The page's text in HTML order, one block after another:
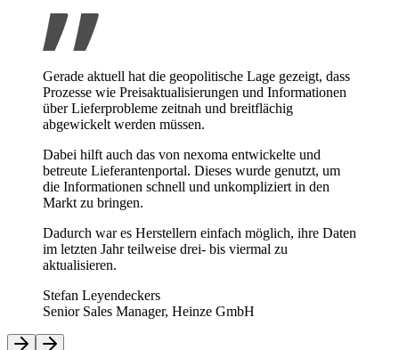
Gerade aktuell hat die geopolitische Lage gezeigt, dass
Prozesse wie Preisaktualisierungen und Informationen
über Lieferprobleme zeitnah und breitflächig
abgewickelt werden müssen.
Dabei hilft auch das von nexoma entwickelte und
betreute Lieferantenportal. Dieses wurde genutzt, um
die Informationen schnell und unkompliziert in den
Markt zu bringen.
Dadurch war es Herstellern einfach möglich, ihre Daten
im letzten Jahr teilweise drei- bis viermal zu
aktualisieren.
Stefan Leyendeckers
Senior Sales Manager, Heinze GmbH